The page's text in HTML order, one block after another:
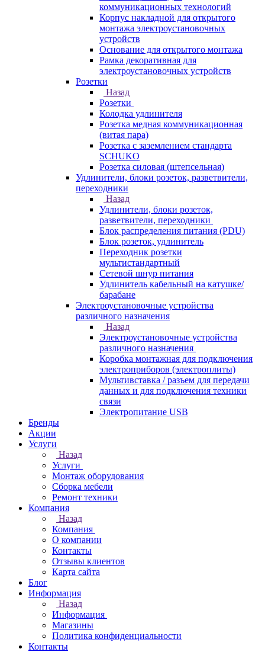
коммуникационных технологий
Корпус накладной для открытого
монтажа электроустановочных
устройств
Основание для открытого монтажа
Рамка декоративная для
электроустановочных устройств
Розетки
Назад
Розетки
Колодка удлинителя
Розетка медная коммуникационная
(витая пара)
Розетка с заземлением стандарта
SCHUKO
Розетка силовая (штепсельная)
Удлинители, блоки розеток, разветвители,
переходники
Назад
Удлинители, блоки розеток,
разветвители, переходники
Блок распределения питания (PDU)
Блок розеток, удлинитель
Переходник розетки
мультистандартный
Сетевой шнур питания
Удлинитель кабельный на катушке/
барабане
Электроустановочные устройства
различного назначения
Назад
Электроустановочные устройства
различного назначения
Коробка монтажная для подключения
электроприборов (электроплиты)
Мультивставка / разъем для передачи
данных и для подключения техники
связи
Электропитание USB
Бренды
Акции
Услуги
Назад
Услуги
Монтаж оборудования
Сборка мебели
Ремонт техники
Компания
Назад
Компания
О компании
Контакты
Отзывы клиентов
Карта сайта
Блог
Информация
Назад
Информация
Магазины
Политика конфиденциальности
Контакты